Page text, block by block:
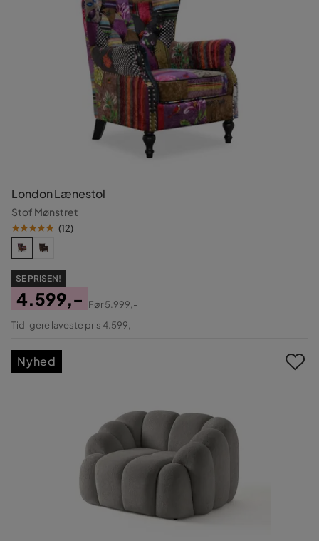
London Lænestol
Stof Mønstret
(12)
SE PRISEN!
Pris
4.599,-
Original
Før5.999,-
Tidligere laveste pris 4.599,-
Nyhed